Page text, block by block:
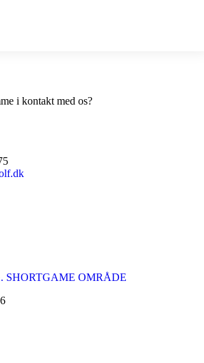
i kontakt med os?
SHORTGAME OMRÅDE